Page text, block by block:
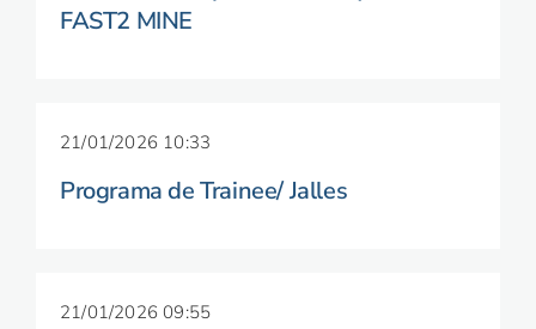
FAST2 MINE
21/01/2026 10:33
Programa de Trainee/ Jalles
21/01/2026 09:55